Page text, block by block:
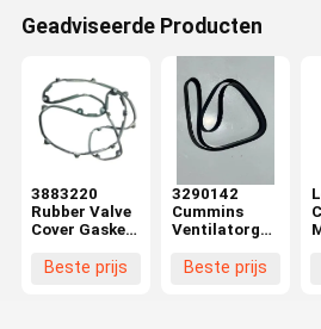
Geadviseerde Producten
3883220
Rubber Valve
Cover Gasket
Cummins
Beste prijs
3290142
Cummins
Ventilatorgordels
duurzaam
Beste prijs